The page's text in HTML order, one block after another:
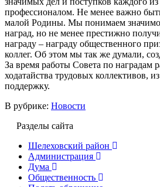
профессионалом. Не менее важно
малой Родины. Мы понимаем
наград, но не менее престижно
награду – награду общественного
коллег. Об этом мы так же думали,
За время работы Совета по наградам
ходатайства трудовых коллективов,
поддержку.
В рубрике: Новости
Разделы сайта
Шелеховский район
Администрация
Дума
Общественность